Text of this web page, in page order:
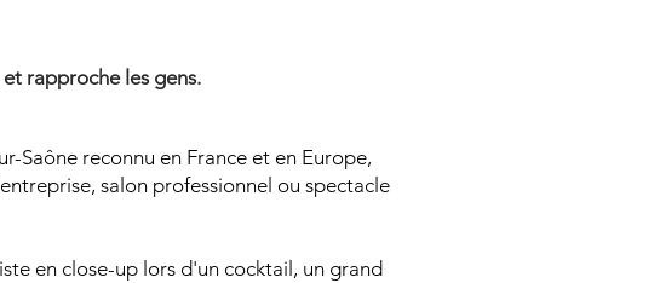
rapproche les gens.
Saône reconnu en France et en Europe,
salon professionnel ou spectacle
en close-up lors d'un cocktail, un grand